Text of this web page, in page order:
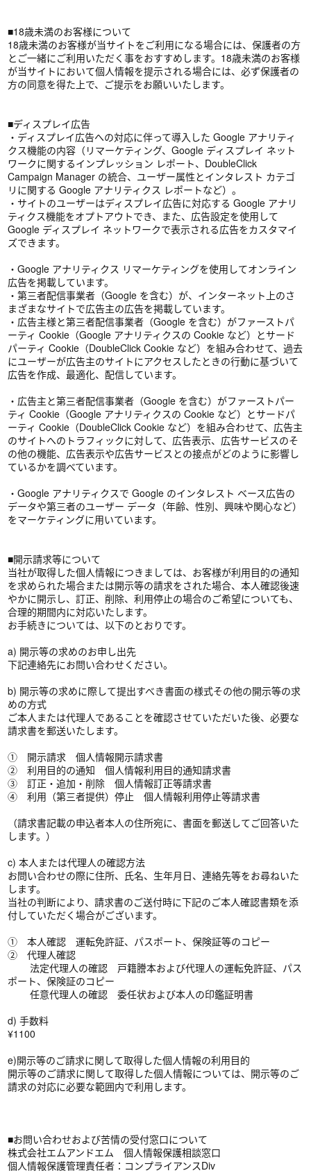
■18歳未満のお客様について
18歳未満のお客様が当サイトをご利用になる場合には、保護者の方
とご一緒にご利用いただく事をおすすめします。18歳未満のお客様
が当サイトにおいて個人情報を提示される場合には、必ず保護者の
方の同意を得た上で、ご提示をお願いいたします。
■ディスプレイ広告
・ディスプレイ広告への対応に伴って導入した Google アナリティ
クス機能の内容（リマーケティング、Google ディスプレイ ネット
ワークに関するインプレッション レポート、DoubleClick
Campaign Manager の統合、ユーザー属性とインタレスト カテゴ
リに関する Google アナリティクス レポートなど）。
・サイトのユーザーはディスプレイ広告に対応する Google アナリ
ティクス機能をオプトアウトでき、また、広告設定を使用して
Google ディスプレイ ネットワークで表示される広告をカスタマイ
ズできます。
・Google アナリティクス リマーケティングを使用してオンライン
広告を掲載しています。
・第三者配信事業者（Google を含む）が、インターネット上のさ
まざまなサイトで広告主の広告を掲載しています。
・広告主様と第三者配信事業者（Google を含む）がファーストパ
ーティ Cookie（Google アナリティクスの Cookie など）とサード
パーティ Cookie（DoubleClick Cookie など）を組み合わせて、過去
にユーザーが広告主のサイトにアクセスしたときの行動に基づいて
広告を作成、最適化、配信しています。
・広告主と第三者配信事業者（Google を含む）がファーストパー
ティ Cookie（Google アナリティクスの Cookie など）とサードパ
ーティ Cookie（DoubleClick Cookie など）を組み合わせて、広告主
のサイトへのトラフィックに対して、広告表示、広告サービスのそ
の他の機能、広告表示や広告サービスとの接点がどのように影響し
ているかを調べています。
・Google アナリティクスで Google のインタレスト ベース広告の
データや第三者のユーザー データ（年齢、性別、興味や関心など）
をマーケティングに用いています。
■開示請求等について
当社が取得した個人情報につきましては、お客様が利用目的の通知
を求められた場合または開示等の請求をされた場合、本人確認後速
やかに開示し、訂正、削除、利用停止の場合のご希望についても、
合理的期間内に対応いたします。
お手続きについては、以下のとおりです。
a) 開示等の求めのお申し出先
下記連絡先にお問い合わせください。
b) 開示等の求めに際して提出すべき書面の様式その他の開示等の求
めの方式
ご本人または代理人であることを確認させていただいた後、必要な
請求書を郵送いたします。
① 開示請求 個人情報開示請求書
② 利用目的の通知 個人情報利用目的通知請求書
③ 訂正・追加・削除 個人情報訂正等請求書
④ 利用（第三者提供）停止 個人情報利用停止等請求書
（請求書記載の申込者本人の住所宛に、書面を郵送してご回答いた
します。）
c) 本人または代理人の確認方法
お問い合わせの際に住所、氏名、生年月日、連絡先等をお尋ねいた
します。
当社の判断により、請求書のご送付時に下記のご本人確認書類を添
付していただく場合がございます。
① 本人確認 運転免許証、パスポート、保険証等のコピー
② 代理人確認
法定代理人の確認 戸籍謄本および代理人の運転免許証、パス
ポート、保険証のコピー
任意代理人の確認 委任状および本人の印鑑証明書
d) 手数料
¥1100
e)開示等のご請求に関して取得した個人情報の利用目的
開示等のご請求に関して取得した個人情報については、開示等のご
請求の対応に必要な範囲内で利用します。
■お問い合わせおよび苦情の受付窓口について
株式会社エムアンドエム 個人情報保護相談窓口
個人情報保護管理責任者：コンプライアンスDiv